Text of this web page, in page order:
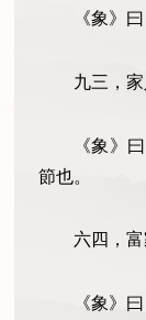
《象》
九三，
《象》
節也。
六四，富
《象》